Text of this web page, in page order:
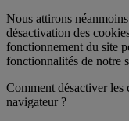
Nous attirons
désactivation des
fonctionnement du site
fonctionnalités de notre
Comment désactiver les
navigateur ?